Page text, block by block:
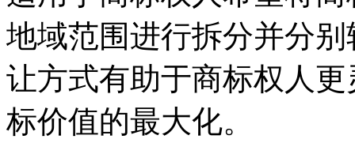
地域范围进行拆分并分
让方式有助于商标权人
标价值的最大化。